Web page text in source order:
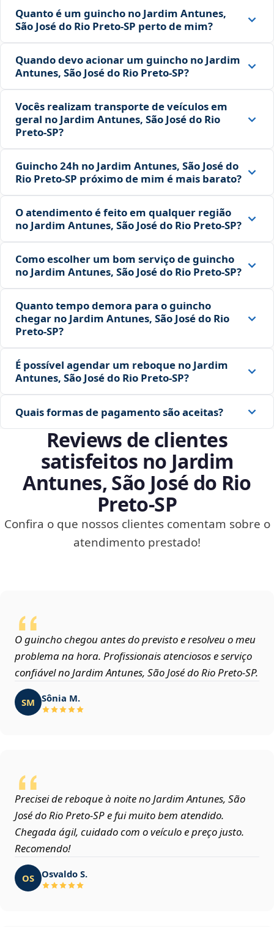
Quanto é um guincho no Jardim Antunes,
São José do Rio Preto‑SP perto de mim?
Quando devo acionar um guincho no Jardim
Antunes, São José do Rio Preto‑SP?
Vocês realizam transporte de veículos em
geral no Jardim Antunes, São José do Rio
Preto‑SP?
Guincho 24h no Jardim Antunes, São José do
Rio Preto‑SP próximo de mim é mais barato?
O atendimento é feito em qualquer região
no Jardim Antunes, São José do Rio Preto‑SP?
Como escolher um bom serviço de guincho
no Jardim Antunes, São José do Rio Preto‑SP?
Quanto tempo demora para o guincho
chegar no Jardim Antunes, São José do Rio
Preto‑SP?
É possível agendar um reboque no Jardim
Antunes, São José do Rio Preto‑SP?
Quais formas de pagamento são aceitas?
Reviews de clientes
satisfeitos no Jardim
Antunes, São José do Rio
Preto‑SP
Confira o que nossos clientes comentam sobre o
atendimento prestado!
O guincho chegou antes do previsto e resolveu o meu
problema na hora. Profissionais atenciosos e serviço
confiável no Jardim Antunes, São José do Rio Preto‑SP.
SM Sônia M.
Precisei de reboque à noite no Jardim Antunes, São
José do Rio Preto‑SP e fui muito bem atendido.
Chegada ágil, cuidado com o veículo e preço justo.
Recomendo!
OS Osvaldo S.